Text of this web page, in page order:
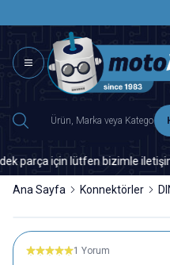
için lütfen bizimle iletişime
Ana Sayfa Konnektörler
1 Yorum